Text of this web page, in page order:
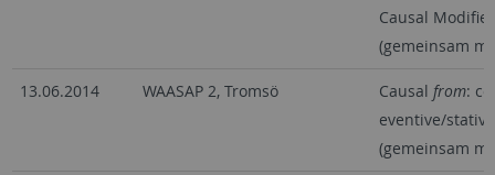
Causal
(gemeinsam
13.06.2014 WAASAP 2, Tromsö Causal from:
eventive/
(gemeinsam